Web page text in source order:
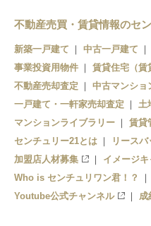
不動産売買・賃貸情報のセ
新築一戸建て 中古一戸建て
事業投資用物件
賃貸住宅（賃
不動産売却査定
中古マンショ
一戸建て・一軒家売却査定
土
マンションライブラリー
賃貸
センチュリー21とは
リースバ
加盟店人材募集
イメージ
Who is センチュリワン君！？
Youtube公式チャンネル
成